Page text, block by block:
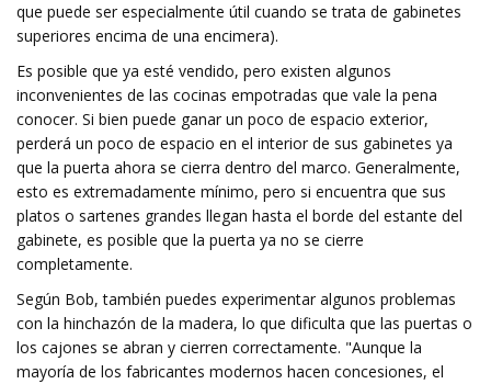
que puede ser especialmente útil cuando se trata de gabinetes
superiores encima de una encimera).
Es posible que ya esté vendido, pero existen algunos
inconvenientes de las cocinas empotradas que vale la pena
conocer. Si bien puede ganar un poco de espacio exterior,
perderá un poco de espacio en el interior de sus gabinetes ya
que la puerta ahora se cierra dentro del marco. Generalmente,
esto es extremadamente mínimo, pero si encuentra que sus
platos o sartenes grandes llegan hasta el borde del estante del
gabinete, es posible que la puerta ya no se cierre
completamente.
Según Bob, también puedes experimentar algunos problemas
con la hinchazón de la madera, lo que dificulta que las puertas o
los cajones se abran y cierren correctamente. "Aunque la
mayoría de los fabricantes modernos hacen concesiones, el